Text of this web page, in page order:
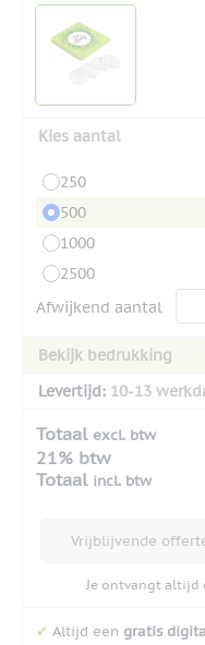
Kies aantal
250
500
1000
2500
Afwijkend aantal
Bekijk bedrukking
Levertijd: 10-13
Totaal excl. btw
21% btw
Totaal incl. btw
Vrijblijvende
Je ontvangt altijd
✔ Altijd een gratis